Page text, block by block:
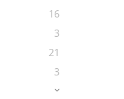
16
3
21
3